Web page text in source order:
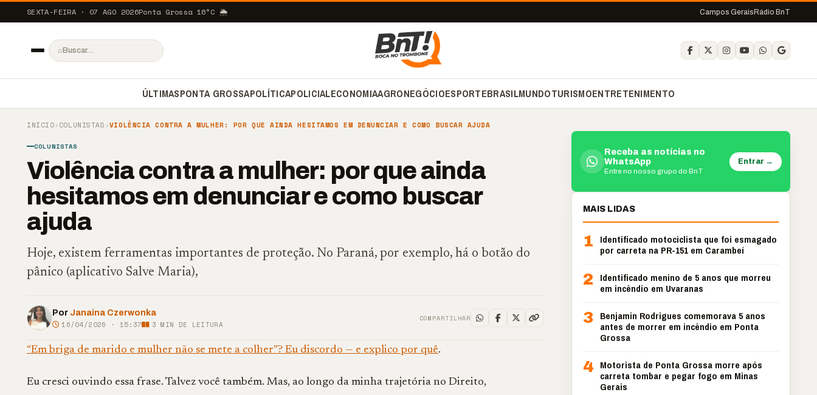
SEXTA-FEIRA · 07 AGO 2026Ponta Grossa 16°C 🌦️ Campos Gerais Rádio BnT
⌕
ÚLTIMASPONTA GROSSAPOLÍTICAPOLICIALECONOMIAAGRONEGÓCIOESPORTEBRASILMUNDOTURISMOENTRETENIMENTO
INÍCIO›COLUNISTAS ›VIOLÊNCIA CONTRA A MULHER: POR QUE AINDA HESITAMOS EM DENUNCIAR E COMO BUSCAR AJUDA
COLUNISTAS
Violência contra a mulher: por que ainda
hesitamos em denunciar e como buscar
ajuda
Hoje, existem ferramentas importantes de proteção. No Paraná, por exemplo, há o botão do
pânico (aplicativo Salve Maria),
Por Janaina Czerwonka
16/04/2026 · 15:37 3 MIN DE LEITURA
COMPARTILHAR
“Em briga de marido e mulher não se mete a colher”? Eu discordo — e explico por quê.
Eu cresci ouvindo essa frase. Talvez você também. Mas, ao longo da minha trajetória no Direito,
Receba as notícias no
WhatsApp
Entre no nosso grupo do BnT
Entrar →
MAIS LIDAS
1
Identificado motociclista que foi esmagado
por carreta na PR-151 em Carambeí
2
Identificado menino de 5 anos que morreu
em incêndio em Uvaranas
3 Benjamin Rodrigues comemorava 5 anos
antes de morrer em incêndio em Ponta
Grossa
4 Motorista de Ponta Grossa morre após
carreta tombar e pegar fogo em Minas
Gerais